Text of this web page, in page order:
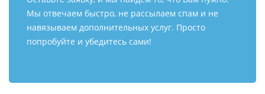
Мы отвечаем быстро, не рассылаем спам и не
навязываем дополнительных услуг. Просто
попробуйте и убедитесь сами!